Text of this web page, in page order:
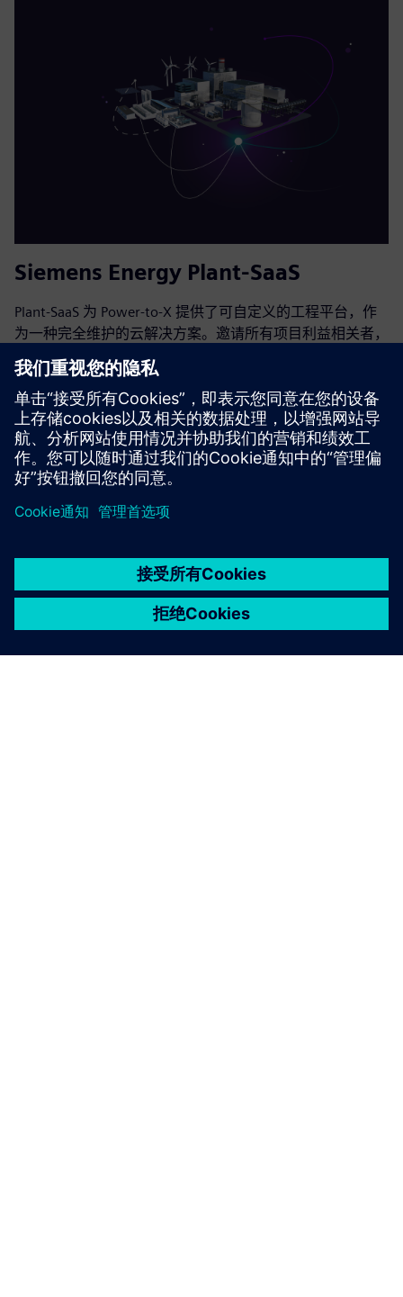
Siemens Energy Plant-SaaS
Plant-SaaS 为 Power-to-X 提供了可自定义的工程平台，作
为一种完全维护的云解决方案。邀请所有项目利益相关者，
包括 OEM、EPC 和其他人，在您的 Plant-SaaS 平台上进行
协作，享受活生生的数字工程双胞胎带来的好处。通过终身
访问所有工厂信息，您可以优化运营以实现最大效率。
了解更多信息